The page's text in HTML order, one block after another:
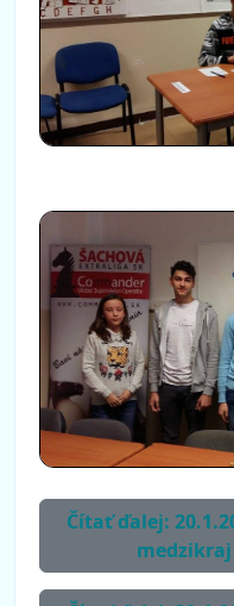
Čítať ďalej:
medzikraj